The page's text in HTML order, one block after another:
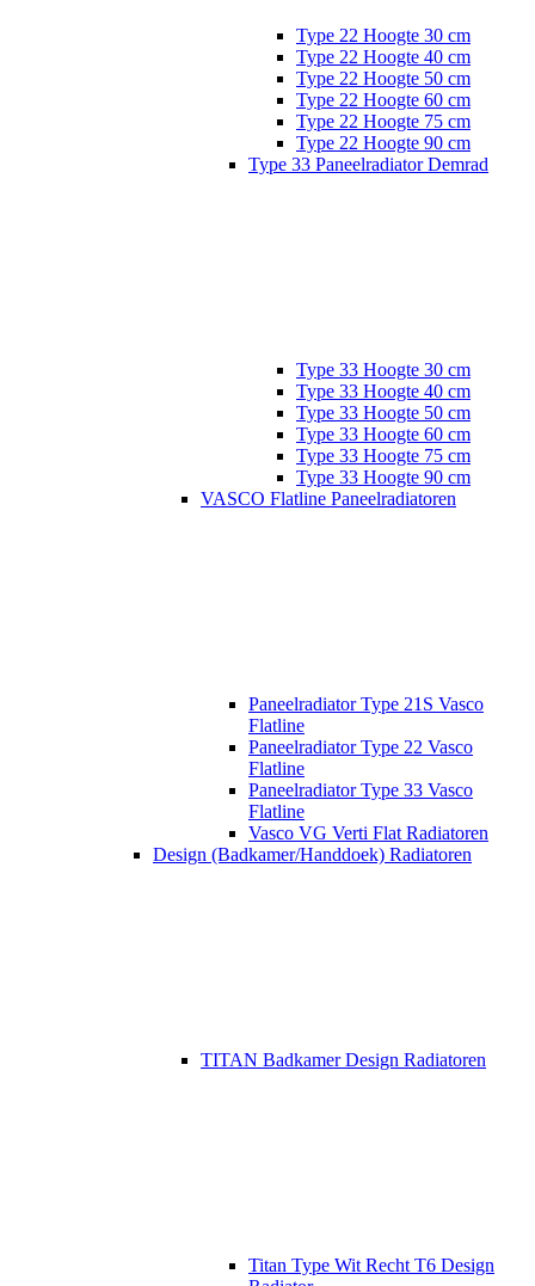
Type 22 Hoogte 30 cm
Type 22 Hoogte 40 cm
Type 22 Hoogte 50 cm
Type 22 Hoogte 60 cm
Type 22 Hoogte 75 cm
Type 22 Hoogte 90 cm
Type 33 Paneelradiator Demrad
Type 33 Hoogte 30 cm
Type 33 Hoogte 40 cm
Type 33 Hoogte 50 cm
Type 33 Hoogte 60 cm
Type 33 Hoogte 75 cm
Type 33 Hoogte 90 cm
VASCO Flatline Paneelradiatoren
Paneelradiator Type 21S Vasco
Flatline
Paneelradiator Type 22 Vasco
Flatline
Paneelradiator Type 33 Vasco
Flatline
Vasco VG Verti Flat Radiatoren
Design (Badkamer/Handdoek) Radiatoren
TITAN Badkamer Design Radiatoren
Titan Type Wit Recht T6 Design